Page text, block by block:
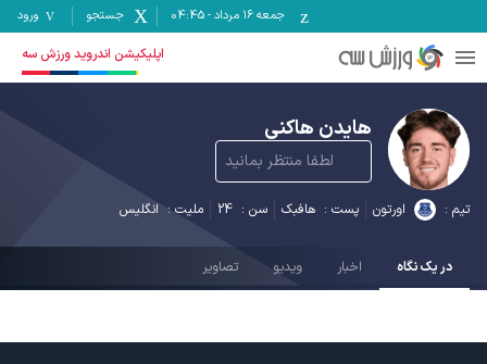
جمعه ۱۶ مرداد -
04:45 جستجو ورود
اپلیکیشن اندروید ورزش سه
هایدن هاکنی
لطفا منتظر بمانید
تیم : اورتون پست : هافبک سن : 24 ملیت : انگلیس
در یک نگاه اخبار ویدیو تصاویر